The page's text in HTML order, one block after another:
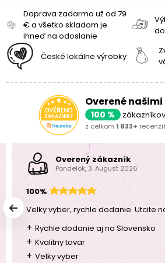
Doprava zadarmo už od 79
€ a všetko skladom je
ihneď na odoslanie
České lokálne výrobky
Overené
100 %
z celkom 1 833+
Overený zákazník
Pondelok, 3. August 2026
100%
Velky vyber, rychle dodanie. Utcite
+ Rychle dodanie aj na Slovensko
+ Kvalitny tovar
+ Velky vyber